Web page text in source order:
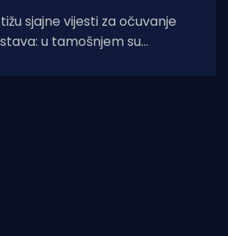
sjajne vijesti za očuvanje
u tamošnjem su